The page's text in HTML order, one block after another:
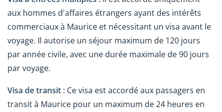
aux hommes d'affaires étrangers ayant des intérêts
commerciaux à Maurice et nécessitant un visa avant le
voyage. Il autorise un séjour maximum de 120 jours
par année civile, avec une durée maximale de 90 jours
par voyage.
Visa de transit : Ce visa est accordé aux passagers en
transit à Maurice pour un maximum de 24 heures en